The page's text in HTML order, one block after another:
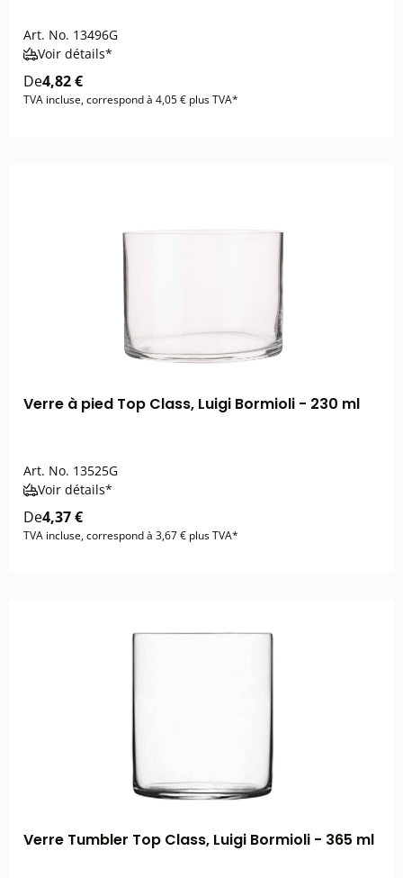
Art. No. 13496G
Voir détails*
De4,82 €
TVA incluse, correspond à 4,05 € plus TVA*
Verre à pied Top Class, Luigi Bormioli - 230 ml
Art. No. 13525G
Voir détails*
De4,37 €
TVA incluse, correspond à 3,67 € plus TVA*
Verre Tumbler Top Class, Luigi Bormioli - 365 ml